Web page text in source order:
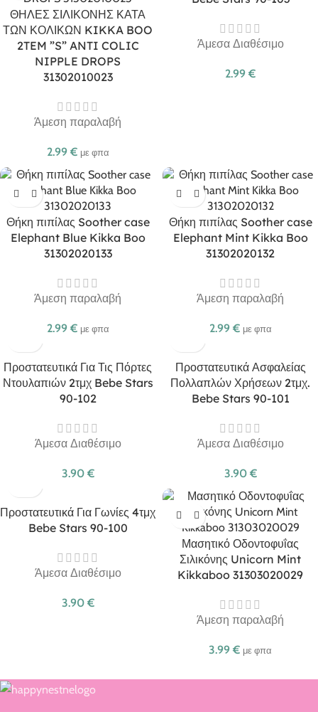
ΘΗΛΕΣ ΣΙΛΙΚΟΝΗΣ ΚΑΤΑ
ΤΩΝ ΚΟΛΙΚΩΝ KIKKA BOO
2TEM ”S” ANTI COLIC
NIPPLE DROPS
31302010023
Άμεση παραλαβή
2.99 € με φπα
Άμεσα Διαθέσιμο
2.99 €
Θήκη πιπίλας Soother case
Elephant Blue Kikka Boo
31302020133
Άμεση παραλαβή
2.99 € με φπα
Θήκη πιπίλας Soother case
Elephant Mint Kikka Boo
31302020132
Άμεση παραλαβή
2.99 € με φπα
Προστατευτικά Για Τις Πόρτες
Ντουλαπιών 2τμχ Bebe Stars
90-102
Άμεσα Διαθέσιμο
3.90 €
Προστατευτικά Ασφαλείας
Πολλαπλών Χρήσεων 2τμχ.
Bebe Stars 90-101
Άμεσα Διαθέσιμο
3.90 €
Προστατευτικά Για Γωνίες 4τμχ
Bebe Stars 90-100
Άμεσα Διαθέσιμο
3.90 €
Μασητικό Οδοντοφυΐας
Σιλικόνης Unicorn Mint
Kikkaboo 31303020029
Άμεση παραλαβή
3.99 € με φπα